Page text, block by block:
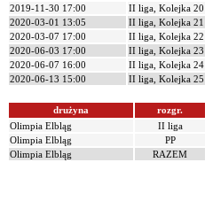
2019-11-30 17:00
II liga, Kolejka 20
2020-03-01 13:05
II liga, Kolejka 21
2020-03-07 17:00
II liga, Kolejka 22
2020-06-03 17:00
II liga, Kolejka 23
2020-06-07 16:00
II liga, Kolejka 24
2020-06-13 15:00
II liga, Kolejka 25
drużyna rozgr.
Olimpia Elbląg
II liga
Olimpia Elbląg
PP
Olimpia Elbląg
RAZEM